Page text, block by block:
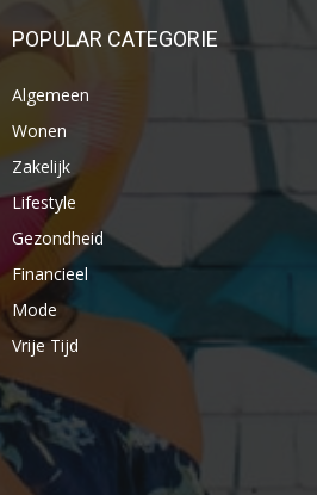
POPULAR CATEGORIE
Algemeen
Wonen
Zakelijk
Lifestyle
Gezondheid
Financieel
Mode
Vrije Tijd